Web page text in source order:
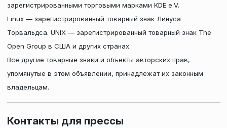
зарегистрированными торговыми марками KDE e.V.
Linux — зарегистрированный товарный знак Линуса
Торвальдса. UNIX — зарегистрированный товарный знак The
Open Group в США и других странах.
Все другие товарные знаки и объекты авторских прав,
упомянутые в этом объявлении, принадлежат их законным
владельцам.
Контакты для прессы